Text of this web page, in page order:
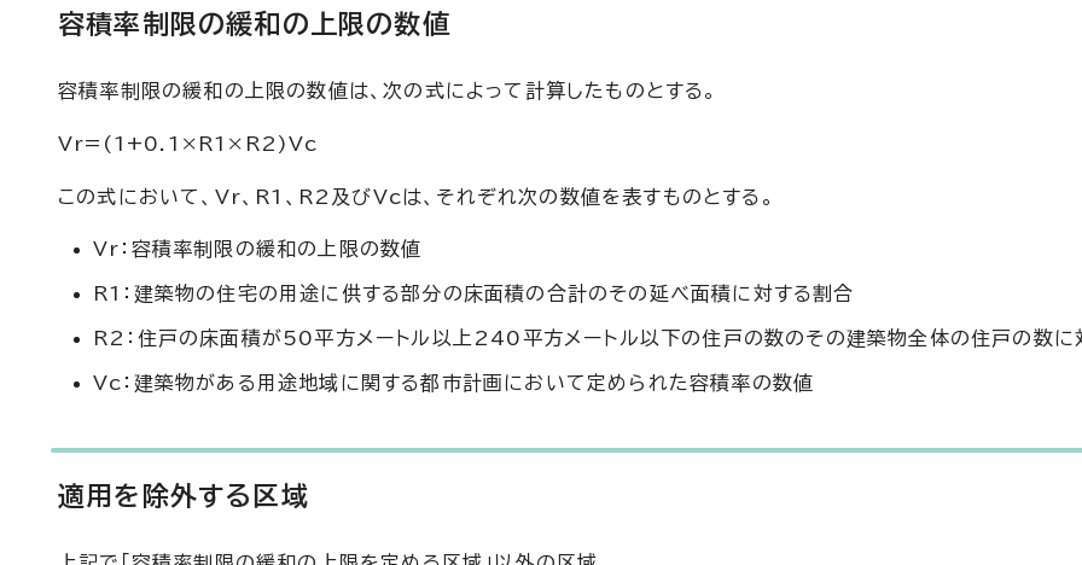
容積率制限の緩和の上限の数値
容積率制限の緩和の上限の数値は、次の式によって計算したものとする。
Vr=(1+0.1×R1×R2)Vc
この式において、Vr、R1、R2及びVcは、それぞれ次の数値を表すものとする。
Vr：容積率制限の緩和の上限の数値
R1：建築物の住宅の用途に供する部分の床面積の合計のその延べ面積に対する割合
R2：住戸の床面積が50平方メートル以上240平方メートル以下の住戸の数のその建築物全体の住戸の数に
Vc：建築物がある用途地域に関する都市計画において定められた容積率の数値
適用を除外する区域